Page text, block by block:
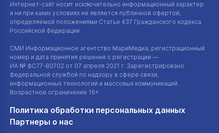
Интернет-сайт носит исключительно информационный характер
и ни при каких условиях не является публичной офертой,
определяемой положениями Статьи 437 Гражданского кодекса
Российской Федерации.
СМИ Информационное агентство МариМедиа, регистрационный
номер и дата принятия решения о регистрации —
ИА № ФС77-80702 от 07 апреля 2021 г. Зарегистрировано
Федеральной службой по надзору в сфере связи,
информационных технологий и массовых коммуникаций.
Возрастное ограничение 16+.
Политика обработки персональных данных
Партнеры о нас